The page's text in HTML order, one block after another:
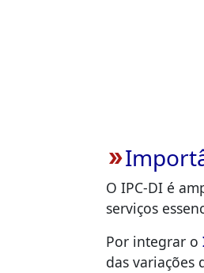
double_arrow
O IPC-DI é
serviços
Por integrar o
das variações